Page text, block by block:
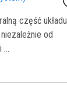
część układu
od
...